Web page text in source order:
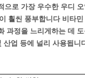
으로 가장 우수한 우디
훨씬 풍부합니다 비타
과정을 느리게하는 데
산업 등에 널리 사용됩니